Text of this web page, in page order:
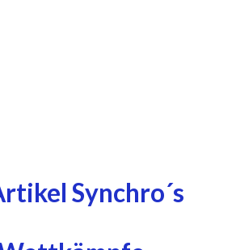
Synchro´s